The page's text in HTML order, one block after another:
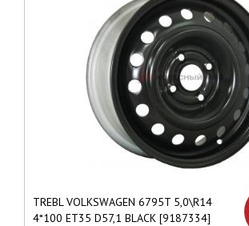
TREBL VOLKSWAGEN 6795T 5,0\R14
4*100 ET35 D57,1 BLACK [9187334]